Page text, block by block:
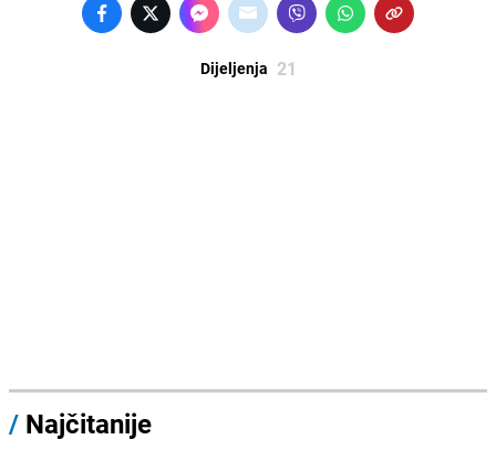
Dijeljenja 21
/ Najčitanije